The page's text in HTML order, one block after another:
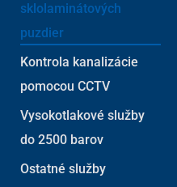
sklolaminátových
puzdier
Kontrola kanalizácie
pomocou CCTV
Vysokotlakové služby
do 2500 barov
Ostatné služby